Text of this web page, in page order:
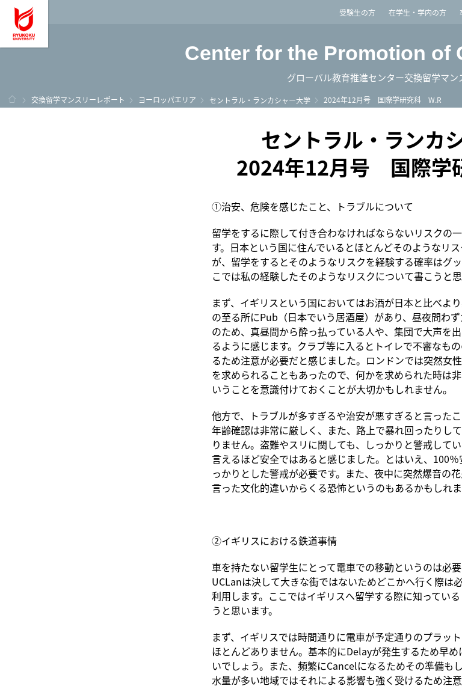
龍谷大学 You, Unlimited受験生の方 在学生・学内の方
Center for the Promotion of
グローバル教育推進センター交換留学マン
ホーム
交換留学マンスリーレポート ヨーロッパエリア セントラル・ランカシャー大学 2024年12月号 国際学研究科 W.R
セントラル・ランカ
2024年12月号 国際学
①治安、危険を感じたこと、トラブルについて
留学をするに際して付き合わなければならないリスクの
す。日本という国に住んでいるとほとんどそのようなリ
が、留学をするとそのようなリスクを経験する確率はグ
こでは私の経験したそのようなリスクについて書こうと思
まず、イギリスという国においてはお酒が日本と比べよ
の至る所にPub（日本でいう居酒屋）があり、昼夜問わ
のため、真昼間から酔っ払っている人や、集団で大声を
るように感じます。クラブ等に入るとトイレで不審なも
るため注意が必要だと感じました。ロンドンでは突然女
を求められることもあったので、何かを求められた時は
いうことを意識付けておくことが大切かもしれません。
他方で、トラブルが多すぎるや治安が悪すぎると言った
年齢確認は非常に厳しく、また、路上で暴れ回ったりし
りません。盗難やスリに関しても、しっかりと警戒して
言えるほど安全ではあると感じました。とはいえ、100
っかりとした警戒が必要です。また、夜中に突然爆音の
言った文化的違いからくる恐怖というのもあるかもしれま
②イギリスにおける鉄道事情
車を持たない留学生にとって電車での移動というのは必
UCLanは決して大きな街ではないためどこかへ行く際は
利用します。ここではイギリスへ留学する際に知ってい
うと思います。
まず、イギリスでは時間通りに電車が予定通りのプラッ
ほとんどありません。基本的にDelayが発生するため早
いでしょう。また、頻繁にCancelになるためその準備も
水量が多い地域ではそれによる影響も強く受けるため注意